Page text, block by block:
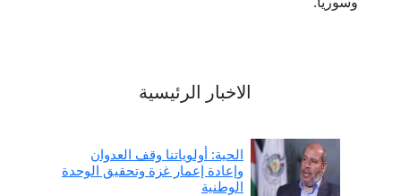
الاخبار الرئيسية
الحية: أولوياتنا وقف العدوان
وإعادة إعمار غزة وتحقيق الوحدة
الوطنية